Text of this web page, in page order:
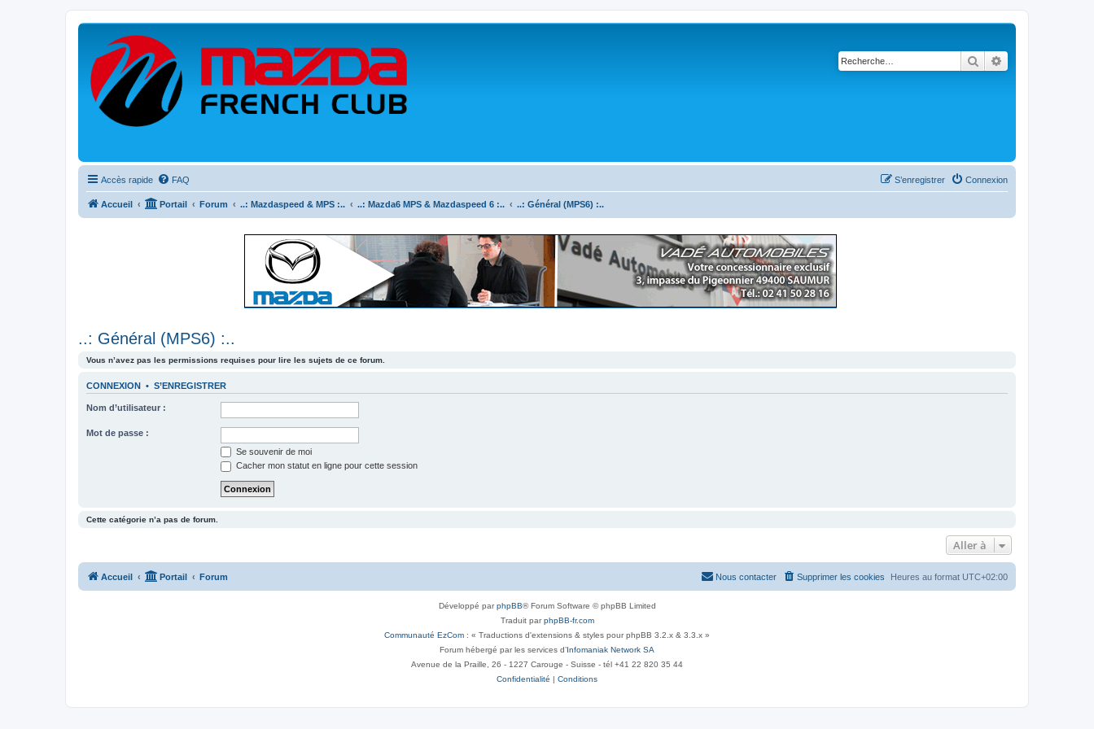
Rechercher
Accès rapide FAQ Connexion
S’enregistrer
Accueil Portail Forum ..: Mazdaspeed & MPS :.. ..: Mazda6 MPS & Mazdaspeed 6 :.. ..: Général (MPS6) :..
..: Général (MPS6) :..
Vous n’avez pas les permissions requises pour lire les sujets de ce forum.
CONNEXION • S’ENREGISTRER
Nom d’utilisateur :
Mot de passe :
Se souvenir de moi
Cacher mon statut en ligne pour cette session
Cette catégorie n’a pas de forum.
Aller à
Accueil Portail Forum Heures au format UTC+02:00
Supprimer les cookies
Nous contacter
Développé parphpBB® Forum Software © phpBB Limited
Traduit parphpBB-fr.com
Communauté EzCom : « Traductions d'extensions & styles pour phpBB 3.2.x & 3.3.x »
Forum hébergé par les services d’Infomaniak Network SA
Avenue de la Praille, 26 - 1227 Carouge - Suisse - tél +41 22 820 35 44
Confidentialité | Conditions